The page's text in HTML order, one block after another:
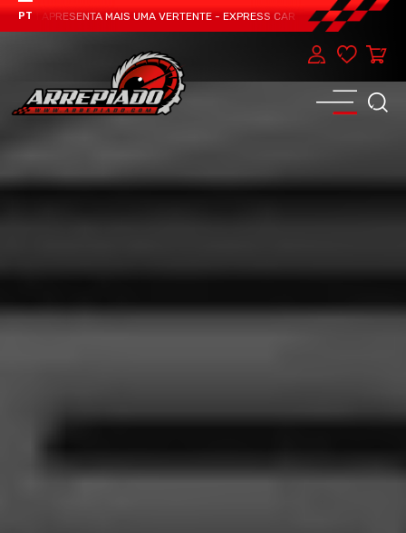
PT
APRESENTA MAIS UMA VERTENTE - EXPRESS CAR SERVICE, MANUTENÇÃO